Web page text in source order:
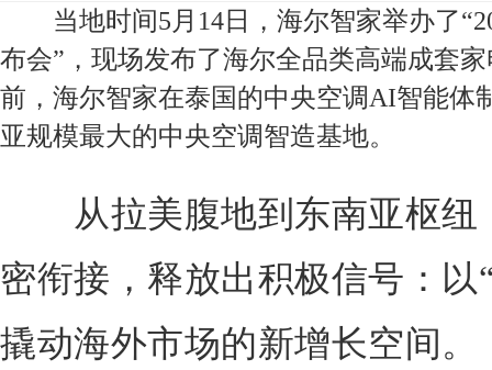
当地时间5月14日，海尔智家举办了
布会”，现场发布了海尔全品类高端成套
前，海尔智家在泰国的中央空调AI智能体
亚规模最大的中央空调智造基地。
从拉美腹地到东南亚枢纽
密衔接，释放出积极信号：以
撬动海外市场的新增长空间。